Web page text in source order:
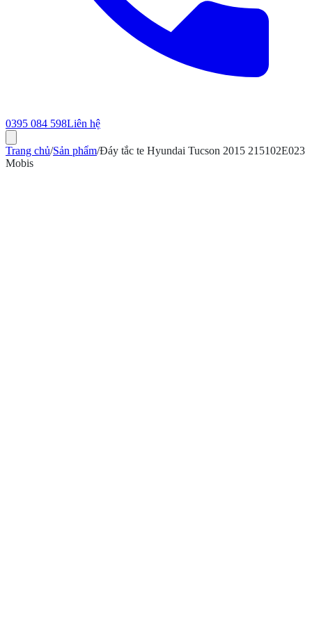
0395 084 598Liên hệ
Trang chủ/Sản phẩm/Đáy tắc te Hyundai Tucson 2015 215102E023
Mobis